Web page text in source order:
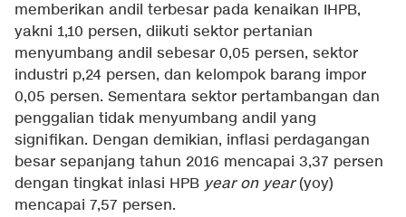
memberikan andil terbesar pada kenaikan IHPB,
yakni 1,10 persen, diikuti sektor pertanian
menyumbang andil sebesar 0,05 persen, sektor
industri p,24 persen, dan kelompok barang impor
0,05 persen. Sementara sektor pertambangan dan
penggalian tidak menyumbang andil yang
signifikan. Dengan demikian, inflasi perdagangan
besar sepanjang tahun 2016 mencapai 3,37 persen
dengan tingkat inlasi HPB year on year(yoy)
mencapai 7,57 persen.